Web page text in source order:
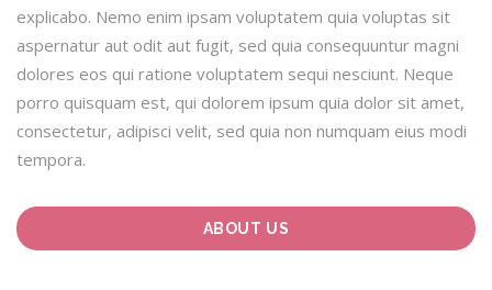
explicabo. Nemo enim ipsam voluptatem quia voluptas sit
aspernatur aut odit aut fugit, sed quia consequuntur magni
dolores eos qui ratione voluptatem sequi nesciunt. Neque
porro quisquam est, qui dolorem ipsum quia dolor sit amet,
consectetur, adipisci velit, sed quia non numquam eius modi
tempora.
ABOUT US